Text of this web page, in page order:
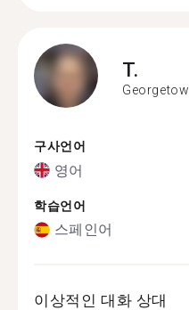
T.
구사언어
영어
학습언어
스페인어
이상적인 대화 상대